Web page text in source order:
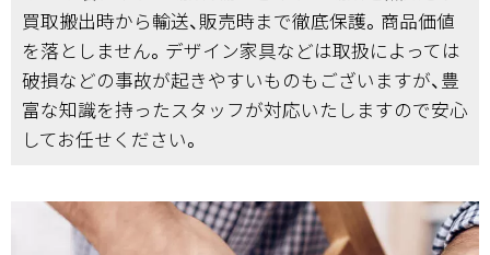
買取搬出時から輸送、販売時まで徹底保護。商品価値
を落としません。デザイン家具などは取扱によっては
破損などの事故が起きやすいものもございますが、豊
富な知識を持ったスタッフが対応いたしますので安心
してお任せください。